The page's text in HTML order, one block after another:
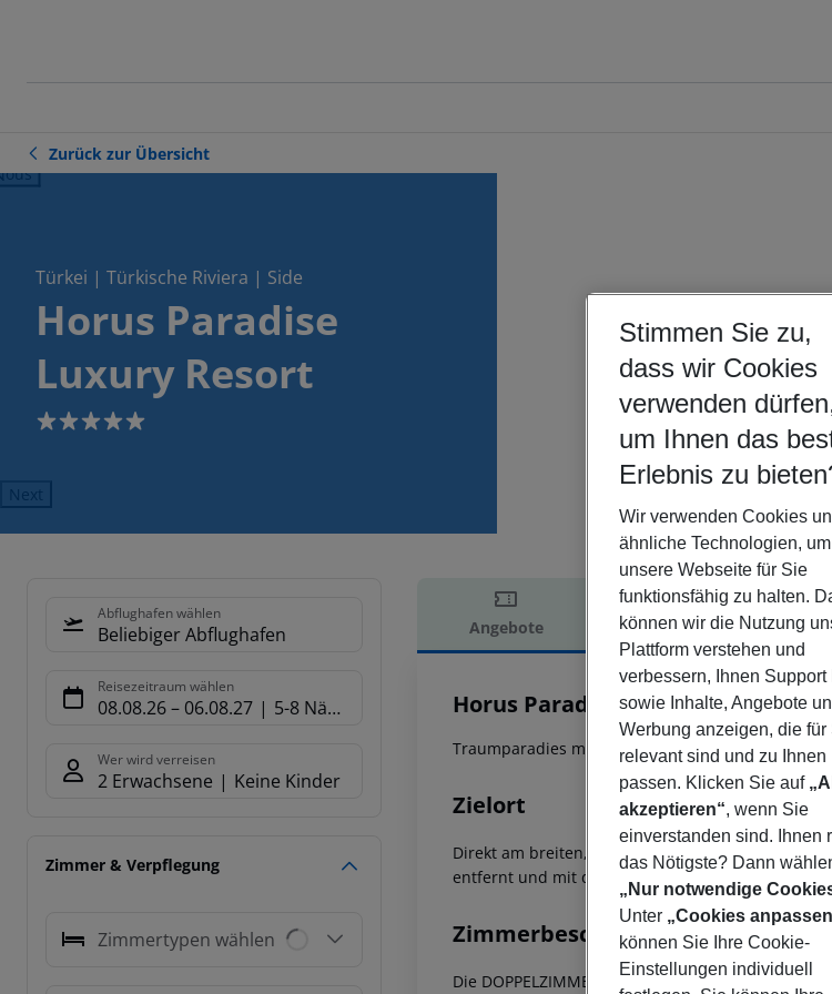
Zurück zur Übersicht
Türkei | Türkische Riviera | Side
Horus Paradise
Luxury Resort
5
Next
Abflughafen wählen
Beliebiger Abflughafen
Reisezeitraum wählen
08.08.26– 06.08.27 5-8 Nächte
Wer wird verreisen
2 Erwachsene Keine Kinder
Zimmer & Verpflegung
Zimmertypen wählen
Angebote Hotelbeschreibung
Hotelbeschreibung
Horus Paradise Luxury Resort
5
Traumparadies mit toller Dekoration und
Zielort
Direkt am breiten, flach abfallenden, bei Familien
entfernt und mit dem Taxi oder öffentlichem
Zimmerbeschreibung
Die DOPPELZIMMER im Haupthaus sind
Stimmen Sie zu,
dass wir Cookies
verwenden
um Ihnen das
Erlebnis zu
Wir verwenden Cookies
ähnliche Technologien, um
unsere Webseite für Sie
funktionsfähig zu halten.
können wir die Nutzung
Plattform verstehen und
verbessern, Ihnen Support
sowie Inhalte, Angebote
Werbung anzeigen, die für
relevant sind und zu Ihnen
passen. Klicken Sie auf
akzeptieren“, wenn Sie
einverstanden sind. Ihnen
das Nötigste? Dann
„Nur notwendige
Unter „Cookies
können Sie Ihre Cookie-
Einstellungen individuell